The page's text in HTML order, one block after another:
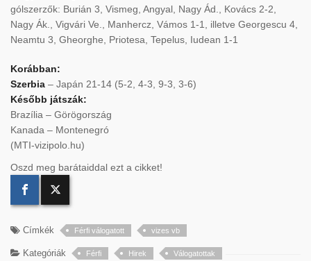
gólszerzők: Burián 3, Vismeg, Angyal, Nagy Ád., Kovács 2-2,
Nagy Ák., Vigvári Ve., Manhercz, Vámos 1-1, illetve Georgescu 4,
Neamtu 3, Gheorghe, Priotesa, Tepelus, Iudean 1-1
Korábban:
Szerbia – Japán 21-14 (5-2, 4-3, 9-3, 3-6)
Később játszák:
Brazília – Görögország
Kanada – Montenegró
(MTI-vizipolo.hu)
Oszd meg barátaiddal ezt a cikket!
Címkék Férfi válogatott vizes vb
Kategóriák Férfi Hirek Válogatottak